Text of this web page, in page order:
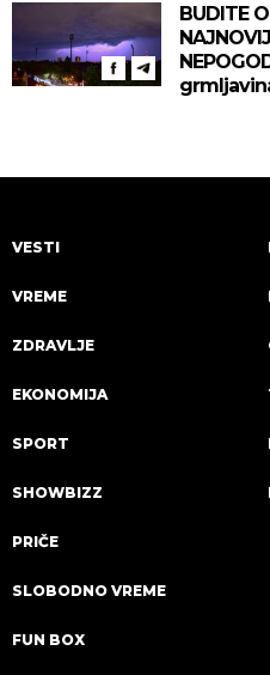
BUDITE
VESTI
VREME
ZDRAVLJE
EKONOMIJA
SPORT
SHOWBIZZ
PRIČE
SLOBODNO VREME
FUN BOX